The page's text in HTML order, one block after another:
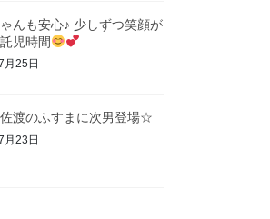
んも安心♪ 少しずつ笑顔が
児時間
月25日
渡のふすまに次男登場☆
月23日